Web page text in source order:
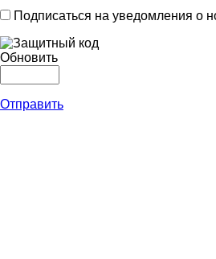
Подписаться на уведомления о
Обновить
Отправить